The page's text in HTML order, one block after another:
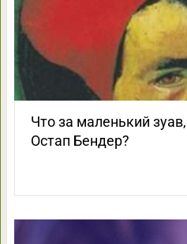
Что за маленький
Остап Бендер?